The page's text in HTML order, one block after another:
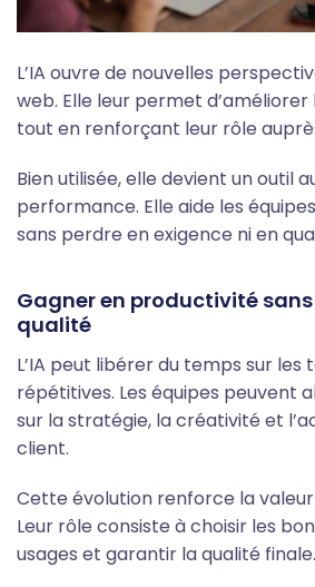
L’IA ouvre de nouvelles
web. Elle leur permet
tout en renforçant leur rôle
Bien utilisée, elle devient un outil
performance. Elle aide les
sans perdre en exigence ni en
Gagner en productivité
qualité
L’IA peut libérer du temps sur les
répétitives. Les équipes peuvent
sur la stratégie, la créativité et
client.
Cette évolution renforce la
Leur rôle consiste à choisir les
usages et garantir la qualité finale.